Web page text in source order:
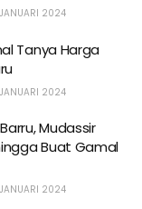
2024
Tanya Harga
2024
Mudassir
Buat Gamal
2024